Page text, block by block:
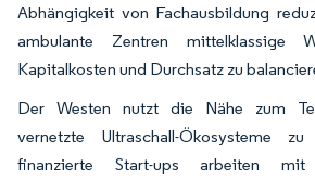
Abhängigkeit von Fachausbildung
ambulante Zentren mittelklassige
Kapitalkosten und Durchsatz zu
Der Westen nutzt die Nähe zum
vernetzte Ultraschall-Ökosysteme
finanzierte Start-ups arbeiten mit